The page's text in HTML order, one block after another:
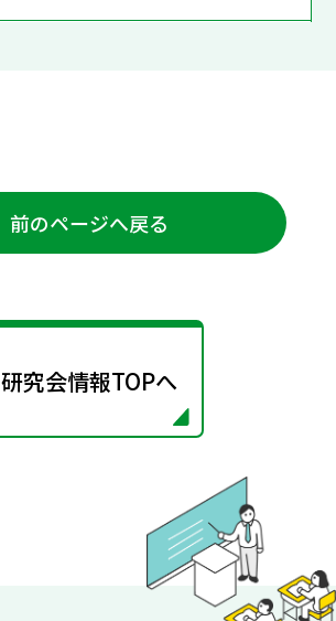
前のページへ戻る
研究会情報TOPへ